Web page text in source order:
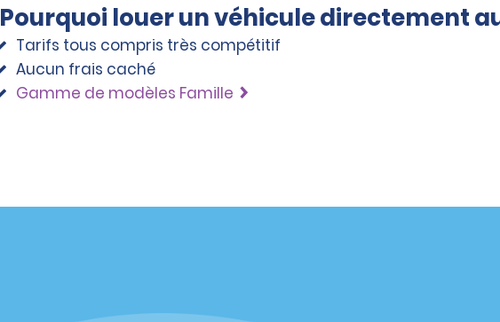
Pourquoi louer un véhicule directement
Tarifs tous compris très compétitif
Aucun frais caché
Gamme de modèles Famille